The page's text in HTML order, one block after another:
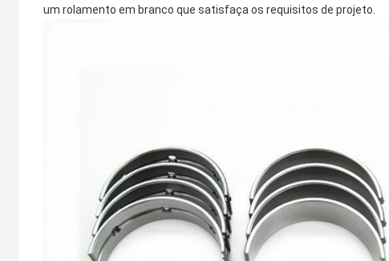
um rolamento em branco que satisfaça os requisitos de projeto.